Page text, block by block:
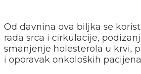
Od davnina ova biljka se
rada srca i cirkulacije,
smanjenje holesterola u krvi,
i oporavak onkoloških